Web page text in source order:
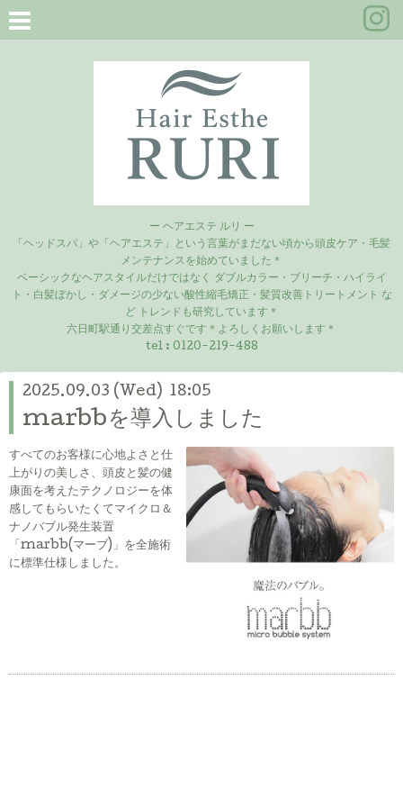
ー ヘアエステ ルリ ー
「ヘッドスパ」や「ヘアエステ」という言葉がまだない頃から頭皮ケア・毛髪
メンテナンスを始めていました＊
ベーシックなヘアスタイルだけではなく ダブルカラー・ブリーチ・ハイライ
ト・白髪ぼかし・ダメージの少ない酸性縮毛矯正・髪質改善トリートメント な
ど トレンドも研究しています＊
六日町駅通り交差点すぐです＊よろしくお願いします＊
tel : 0120-219-488
2025.09.03 (Wed) 18:05
marbbを導入しました
すべてのお客様に心地よさと仕
上がりの美しさ、頭皮と髪の健
康面を考えたテクノロジーを体
感してもらいたくてマイクロ＆
ナノバブル発生装置
「marbb(マーブ)」を全施術
に標準仕様しました。